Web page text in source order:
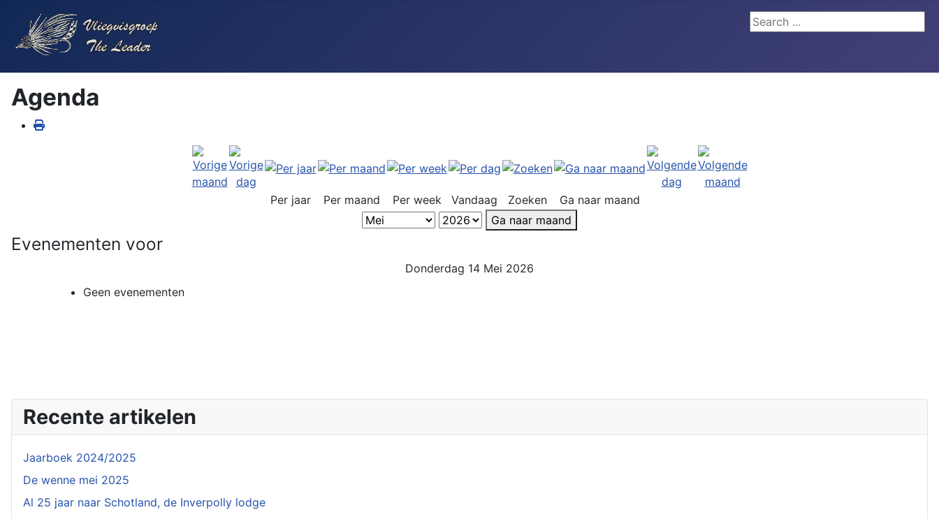
Search ...
Agenda
Per jaar Per maand Per week Vandaag Zoeken
Ga naar maand
Ga naar maand
Evenementen voor
Donderdag 14 Mei 2026
Geen evenementen
Recente artikelen
Jaarboek 2024/2025
De wenne mei 2025
Al 25 jaar naar Schotland, de Inverpolly lodge